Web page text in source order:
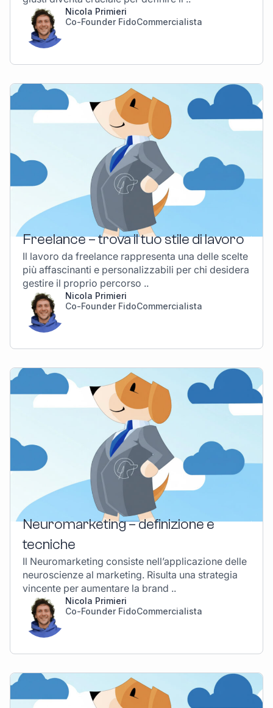
Nicola Primieri
Co-Founder FidoCommercialista
Freelance – trova il tuo stile di lavoro
Il lavoro da freelance rappresenta una delle scelte
più affascinanti e personalizzabili per chi desidera
gestire il proprio percorso ..
Nicola Primieri
Co-Founder FidoCommercialista
Neuromarketing – definizione e
tecniche
Il Neuromarketing consiste nell’applicazione delle
neuroscienze al marketing. Risulta una strategia
vincente per aumentare la brand ..
Nicola Primieri
Co-Founder FidoCommercialista